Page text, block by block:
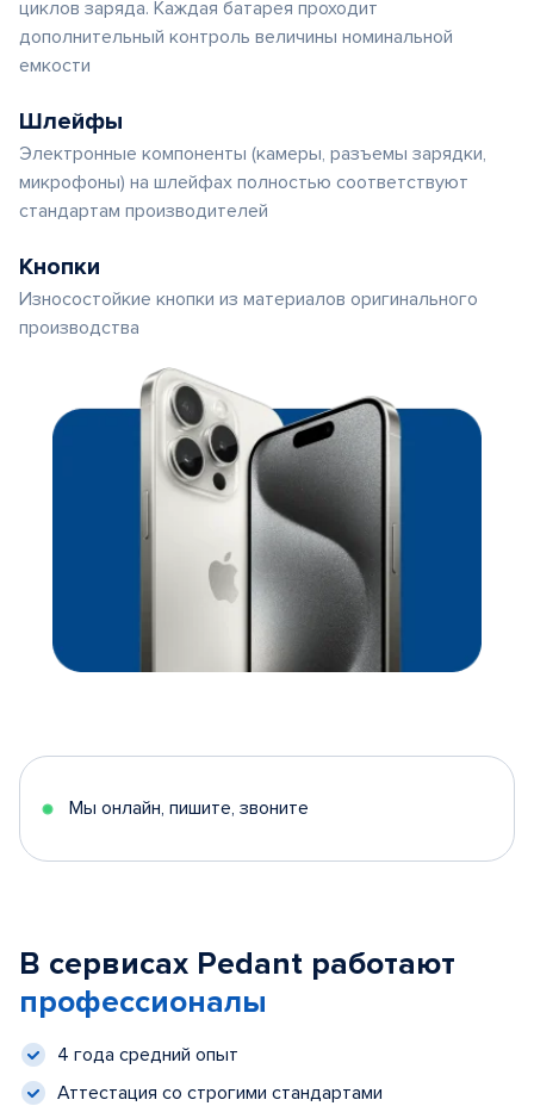
циклов заряда. Каждая батарея проходит
дополнительный контроль величины номинальной
емкости
Шлейфы
Электронные компоненты (камеры, разъемы зарядки,
микрофоны) на шлейфах полностью соответствуют
стандартам производителей
Кнопки
Износостойкие кнопки из материалов оригинального
производства
Мы онлайн, пишите, звоните
В сервисах Pedant работают
профессионалы
4 года средний опыт
Аттестация со строгими стандартами